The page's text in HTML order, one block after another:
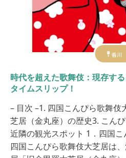
香川
時代を超えた歌舞伎：現存す
タイムスリップ！
– 目次 –1. 四国こんぴら歌舞伎
芝居（金丸座）の歴史3. こん
近隣の観光スポット 1．四国
四国こんぴら歌舞伎大芝居は